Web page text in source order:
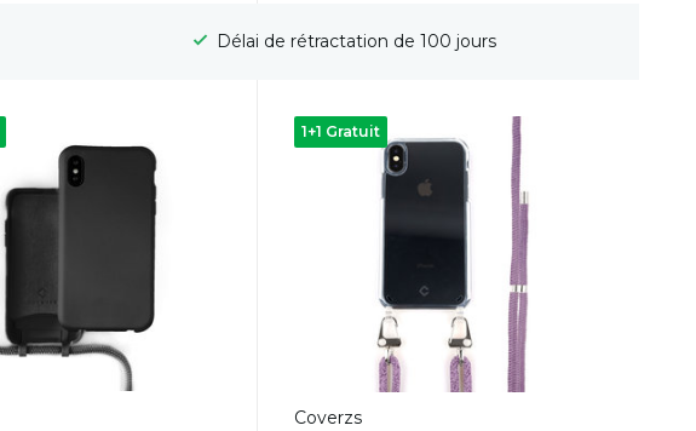
Livraison gratuite
1+1 Gratuit
Coverzs